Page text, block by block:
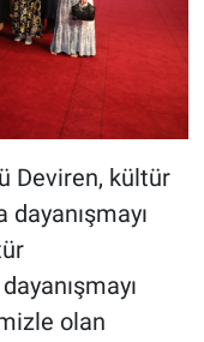
Deviren, kültür
dayanışmayı
olan